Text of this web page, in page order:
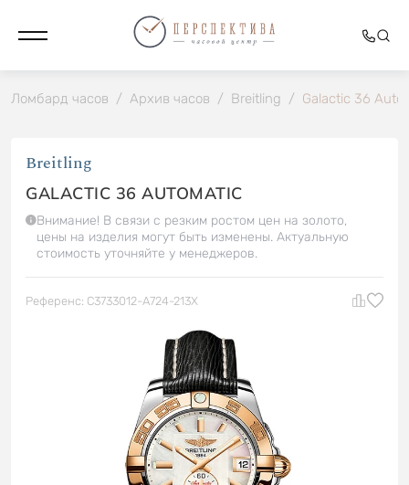
Ломбард часов / Архив часов / Breitling / Galactic 36
Breitling
GALACTIC 36 AUTOMATIC
Внимание! В связи с резким ростом цен на золото,
цены на изделия могут быть изменены. Актуальную
стоимость уточняйте у менеджеров.
Референс: C3733012-A724-213X